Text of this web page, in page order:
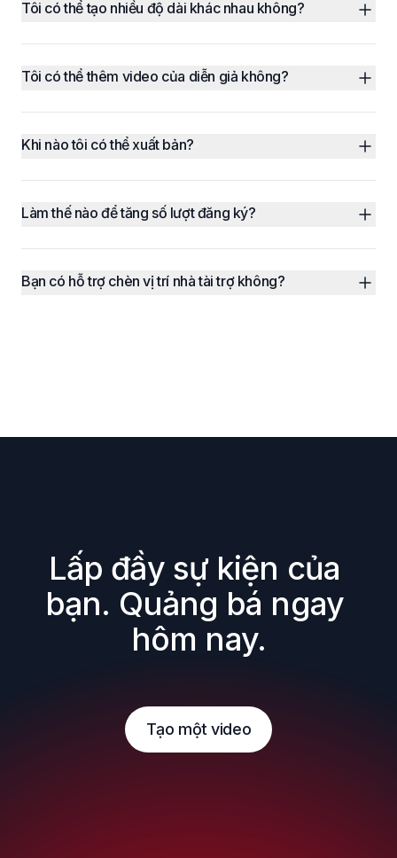
Tôi có thể tạo nhiều độ dài khác nhau không?
Tôi có thể thêm video của diễn giả không?
Khi nào tôi có thể xuất bản?
Làm thế nào để tăng số lượt đăng ký?
Bạn có hỗ trợ chèn vị trí nhà tài trợ không?
Lấp đầy sự kiện của
bạn. Quảng bá ngay
hôm nay.
Tạo một video